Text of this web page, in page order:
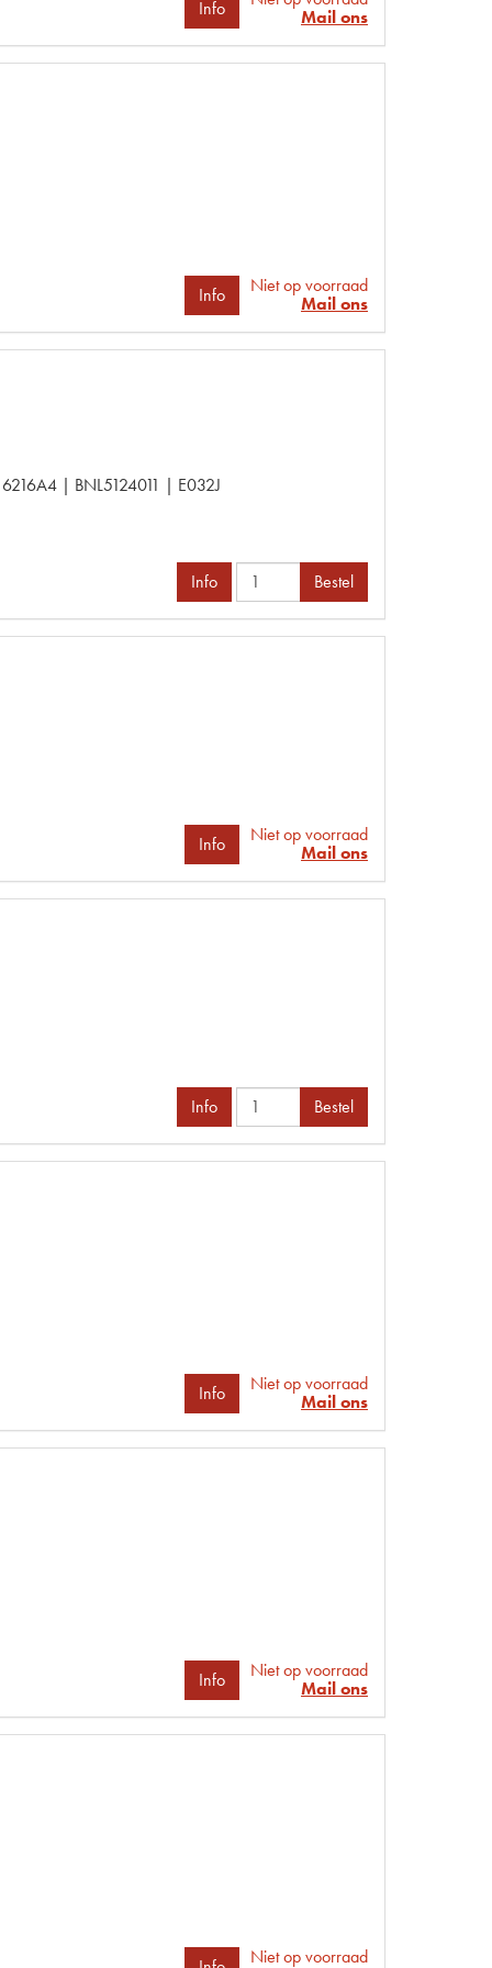
Info
Mail ons
Info
Niet op voorraad
Mail ons
| BNL5124011 | E032J
Info
Bestel
Info
Niet op voorraad
Mail ons
Info
Bestel
Info
Niet op voorraad
Mail ons
Info
Niet op voorraad
Mail ons
Niet op voorraad